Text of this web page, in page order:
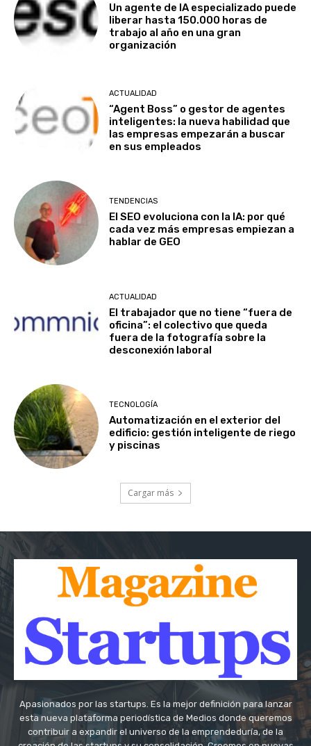
Un agente de IA especializado puede
liberar hasta 150.000 horas de
trabajo al año en una gran
organización
ACTUALIDAD
“Agent Boss” o gestor de agentes
inteligentes: la nueva habilidad que
las empresas empezarán a buscar
en sus empleados
TENDENCIAS
El SEO evoluciona con la IA: por qué
cada vez más empresas empiezan a
hablar de GEO
ACTUALIDAD
El trabajador que no tiene “fuera de
oficina”: el colectivo que queda
fuera de la fotografía sobre la
desconexión laboral
TECNOLOGÍA
Automatización en el exterior del
edificio: gestión inteligente de riego
y piscinas
Cargar más
Apasionados por las startups. Es la mejor definición para lanzar
esta nueva plataforma periodística de Medios donde queremos
contribuir a expandir el universo de la emprendeduría, de la